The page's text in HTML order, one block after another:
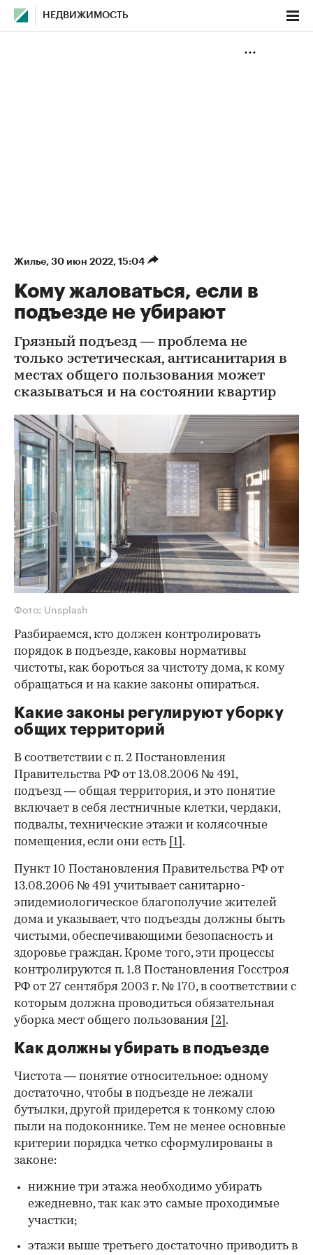
НЕДВИЖИМОСТЬ
Жилье⁠, 30 июн 2022, 15:04
Кому жаловаться, если в
подъезде не убирают
Грязный подъезд — проблема не
только эстетическая, антисанитария в
местах общего пользования может
сказываться и на состоянии квартир
Фото: Unsplash
Разбираемся, кто должен контролировать
порядок в подъезде, каковы нормативы
чистоты, как бороться за чистоту дома, к кому
обращаться и на какие законы опираться.
Какие законы регулируют уборку
общих территорий
В соответствии с п. 2 Постановления
Правительства РФ от 13.08.2006 № 491,
подъезд — общая территория, и это понятие
включает в себя лестничные клетки, чердаки,
подвалы, технические этажи и колясочные
помещения, если они есть [1] .
Пункт 10 Постановления Правительства РФ от
13.08.2006 № 491 учитывает санитарно-
эпидемиологическое благополучие жителей
дома и указывает, что подъезды должны быть
чистыми, обеспечивающими безопасность и
здоровье граждан. Кроме того, эти процессы
контролируются п. 1.8 Постановления Госстроя
РФ от 27 сентября 2003 г. № 170, в соответствии с
которым должна проводиться обязательная
уборка мест общего пользования [2] .
Как должны убирать в подъезде
Чистота — понятие относительное: одному
достаточно, чтобы в подъезде не лежали
бутылки, другой придерется к тонкому слою
пыли на подоконнике. Тем не менее основные
критерии порядка четко сформулированы в
законе:
нижние три этажа необходимо убирать
ежедневно, так как это самые проходимые
участки;
этажи выше третьего достаточно приводить в